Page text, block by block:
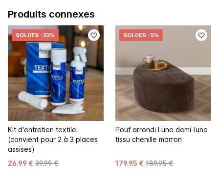
Produits connexes
SOLDES -33%
Kit d'entretien textile
(convient pour 2 à 3 places
assises)
26.99 € 39.99 €
SOLDES -5%
Pouf arrondi Lune demi-lune
tissu chenille marron
179.95 € 189.95 €